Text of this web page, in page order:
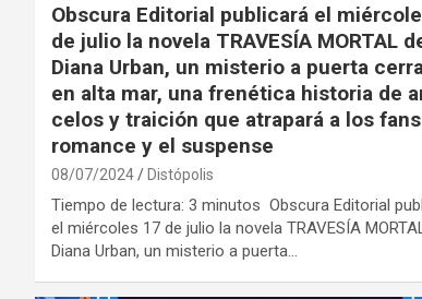
Obscura Editorial publicará el
de julio la novela TRAVESÍA MORTAL
Diana Urban, un misterio a puerta
en alta mar, una frenética historia de
celos y traición que atrapará a los
romance y el suspense
08/07/2024 Distópolis
Tiempo de lectura: 3 minutos Obscura Editorial
el miércoles 17 de julio la novela TRAVESÍA
Diana Urban, un misterio a puerta…